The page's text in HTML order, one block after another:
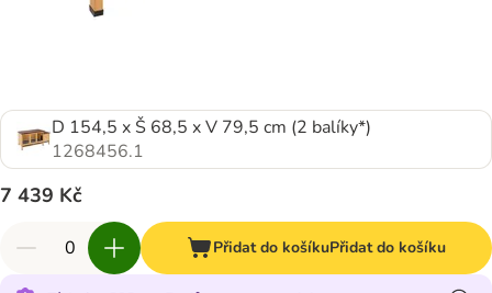
D 154,5 x Š 68,5 x V 79,5 cm (2 balíky*)
1268456.1
7 439 Kč
Přidat do košíkuPřidat do košíku